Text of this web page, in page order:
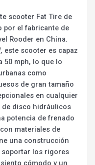
scooter Fat Tire de
por el fabricante de
Rooder en China.
este scooter es capaz
50 mph, lo que lo
como
de gran tamaño
en cualquier
disco hidráulicos
potencia de frenado
materiales de
una construcción
soportar los rigores